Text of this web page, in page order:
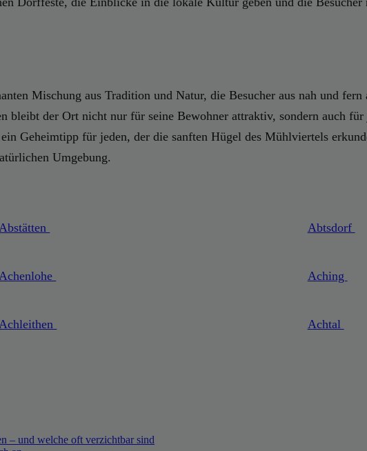
Mischung aus Tradition und Natur, die Besucher aus nah und
bleibt der Ort nicht nur für seine Bewohner attraktiv, sondern auch
Geheimtipp für jeden, der die sanften Hügel des Mühlviertels
Umgebung.
Abtsdorf
Aching
Achtal
– und welche oft verzichtbar sind